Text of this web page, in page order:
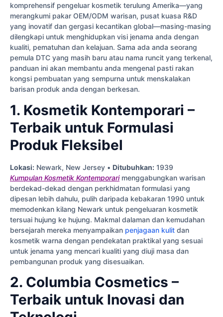
komprehensif pengeluar kosmetik terulung Amerika—yang
merangkumi pakar OEM/ODM warisan, pusat kuasa R&D
yang inovatif dan gergasi kecantikan global—masing-masing
dilengkapi untuk menghidupkan visi jenama anda dengan
kualiti, pematuhan dan kelajuan. Sama ada anda seorang
pemula DTC yang masih baru atau nama runcit yang terkenal,
panduan ini akan membantu anda mengenal pasti rakan
kongsi pembuatan yang sempurna untuk menskalakan
barisan produk anda dengan berkesan.
1. Kosmetik Kontemporari –
Terbaik untuk Formulasi
Produk Fleksibel
Lokasi: Newark, New Jersey • Ditubuhkan: 1939
Kumpulan Kosmetik Kontemporarimenggabungkan warisan
berdekad-dekad dengan perkhidmatan formulasi yang
dipesan lebih dahulu, pulih daripada kebakaran 1990 untuk
memodenkan kilang Newark untuk pengeluaran kosmetik
tersuai hujung ke hujung. Makmal dalaman dan kemudahan
bersejarah mereka menyampaikan penjagaan kulit dan
kosmetik warna dengan pendekatan praktikal yang sesuai
untuk jenama yang mencari kualiti yang diuji masa dan
pembangunan produk yang disesuaikan.
2. Columbia Cosmetics –
Terbaik untuk Inovasi dan